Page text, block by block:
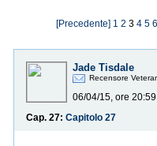
[Precedente] 1 2 3 4 5 6
Jade Tisdale
Recensore
06/04/15, ore 20:59
Cap. 27: Capitolo 27